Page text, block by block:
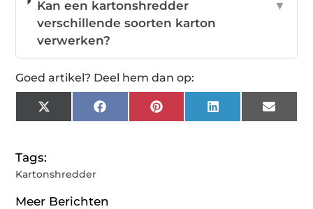
Kan een kartonshredder
verschillende soorten karton
verwerken?
▼
Goed artikel? Deel hem dan op:
X
(Twitter)
FacebookPinterestLinkedInEmail
Tags:
Kartonshredder
Meer Berichten